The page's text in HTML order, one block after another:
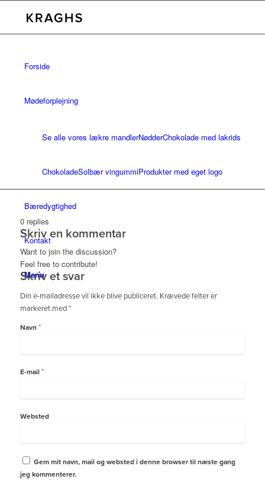
Forside
Mødeforplejning
Se alle vores lækre mandlerNødderChokolade med lakrids
ChokoladeSolbær vingummiProdukter med eget logo
Bæredygtighed
Kontakt
Menu
0 replies
Skriv en kommentar
Want to join the discussion?
Feel free to contribute!
Skriv et svar
Din e-mailadresse vil ikke blive publiceret. Krævede felter er
markeret med*
Navn *
E-mail *
Websted
Gem mit navn, mail og websted i denne browser til næste gang
jeg kommenterer.